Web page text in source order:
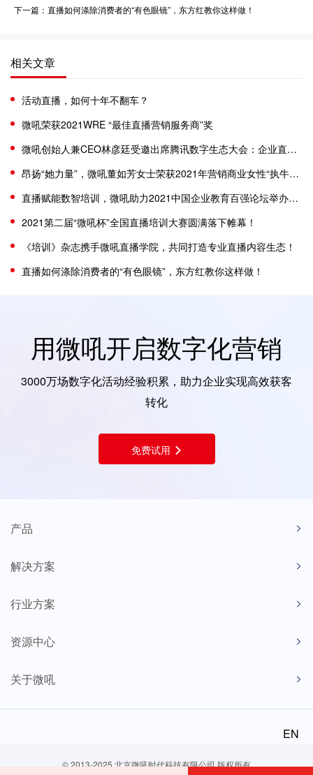
下一篇：直播如何涤除消费者的“有色眼镜”，东方红教你这样做！
相关文章
活动直播，如何十年不翻车？
微吼荣获2021WRE “最佳直播营销服务商”奖
微吼创始人兼CEO林彦廷受邀出席腾讯数字生态大会：企业直播赋能营销增长
昂扬“她力量”，微吼董如芳女士荣获2021年营销商业女性“执牛耳者”大奖
直播赋能数智培训，微吼助力2021中国企业教育百强论坛举办并获奖
2021第二届“微吼杯”全国直播培训大赛圆满落下帷幕！
《培训》杂志携手微吼直播学院，共同打造专业直播内容生态！
直播如何涤除消费者的“有色眼镜”，东方红教你这样做！
用微吼开启数字化营销
3000万场数字化活动经验积累，助力企业实现高效获客
转化
免费试用
产品
解决方案
行业方案
资源中心
关于微吼
EN
© 2013-2025 北京微吼时代科技有限公司 版权所有